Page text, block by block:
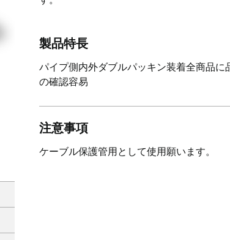
製品特長
パイプ側内外ダブルパッキン装着全商品に
の確認容易
注意事項
ケーブル保護管用として使用願います。